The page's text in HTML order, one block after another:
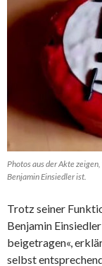
Photos aus der Akte
Benjamin Einsiedler ist.
Trotz seiner
Benjamin
beigetragen«,
selbst